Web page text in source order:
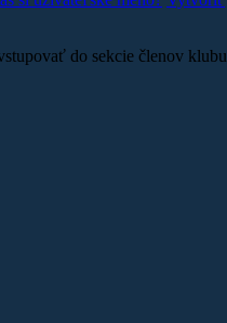
do sekcie členov klubu